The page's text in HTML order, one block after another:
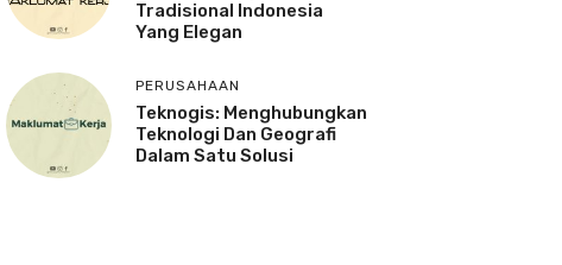
Tradisional Indonesia
Yang Elegan
PERUSAHAAN
Teknogis: Menghubungkan
Teknologi Dan Geografi
Dalam Satu Solusi